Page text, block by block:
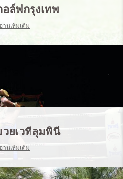
ล์ฟกรุงเทพ
อ่านเพิ่มเติม
ยเวทีลุมพินี
อ่านเพิ่มเติม